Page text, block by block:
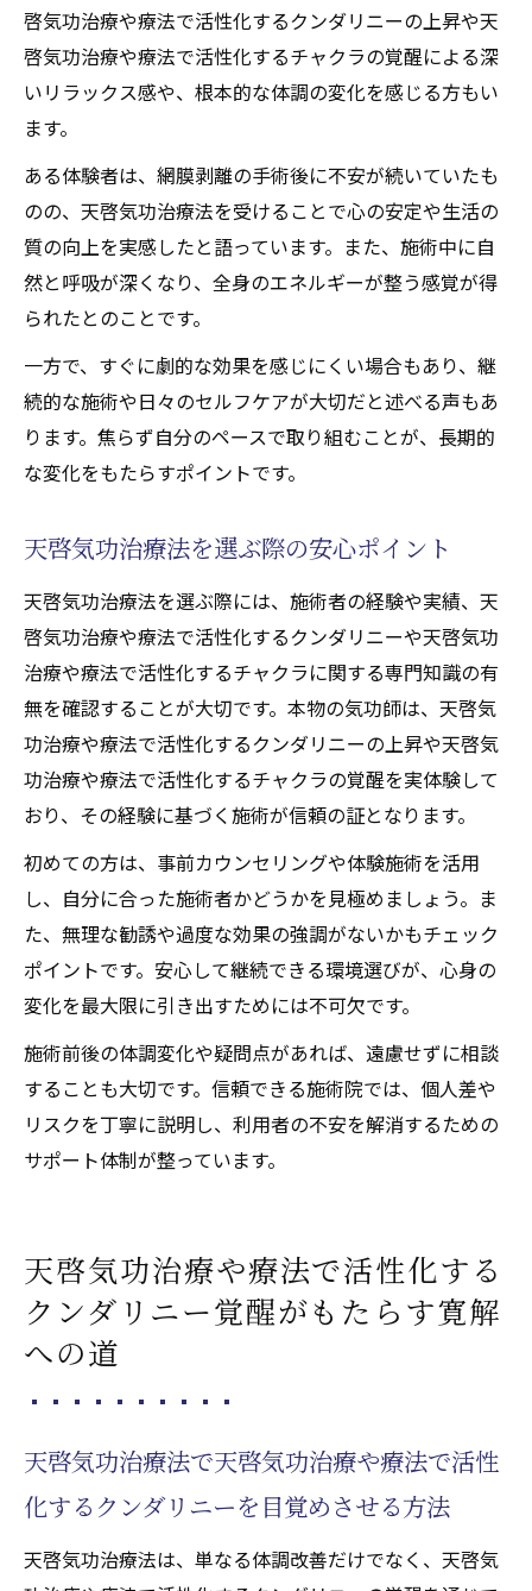
啓気功治療や療法で活性化するクンダリニーの上昇や天
啓気功治療や療法で活性化するチャクラの覚醒による深
いリラックス感や、根本的な体調の変化を感じる方もい
ます。
ある体験者は、網膜剥離の手術後に不安が続いていたも
のの、天啓気功治療法を受けることで心の安定や生活の
質の向上を実感したと語っています。また、施術中に自
然と呼吸が深くなり、全身のエネルギーが整う感覚が得
られたとのことです。
一方で、すぐに劇的な効果を感じにくい場合もあり、継
続的な施術や日々のセルフケアが大切だと述べる声もあ
ります。焦らず自分のペースで取り組むことが、長期的
な変化をもたらすポイントです。
天啓気功治療法を選ぶ際の安心ポイント
天啓気功治療法を選ぶ際には、施術者の経験や実績、天
啓気功治療や療法で活性化するクンダリニーや天啓気功
治療や療法で活性化するチャクラに関する専門知識の有
無を確認することが大切です。本物の気功師は、天啓気
功治療や療法で活性化するクンダリニーの上昇や天啓気
功治療や療法で活性化するチャクラの覚醒を実体験して
おり、その経験に基づく施術が信頼の証となります。
初めての方は、事前カウンセリングや体験施術を活用
し、自分に合った施術者かどうかを見極めましょう。ま
た、無理な勧誘や過度な効果の強調がないかもチェック
ポイントです。安心して継続できる環境選びが、心身の
変化を最大限に引き出すためには不可欠です。
施術前後の体調変化や疑問点があれば、遠慮せずに相談
することも大切です。信頼できる施術院では、個人差や
リスクを丁寧に説明し、利用者の不安を解消するための
サポート体制が整っています。
天啓気功治療や療法で活性化する
クンダリニー覚醒がもたらす寛解
への道
天啓気功治療法で天啓気功治療や療法で活性
化するクンダリニーを目覚めさせる方法
天啓気功治療法は、単なる体調改善だけでなく、天啓気